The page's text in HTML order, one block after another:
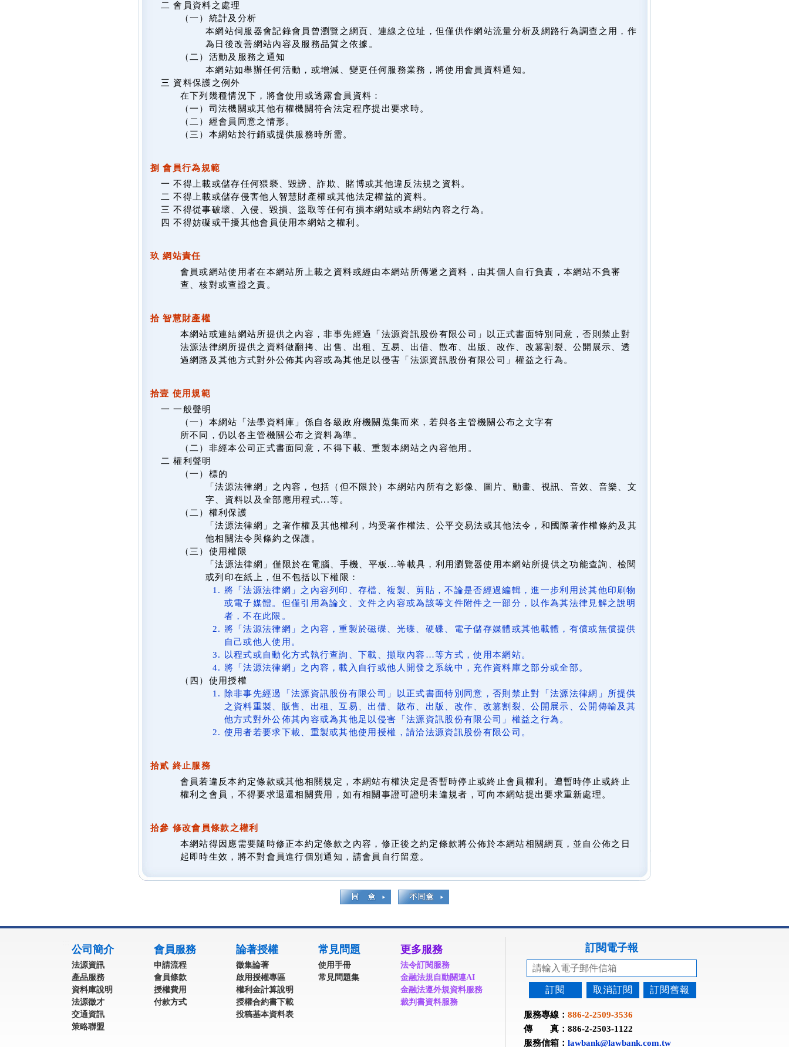
二 會員資料之處理
（一）統計及分析
本網站伺服器會記錄會員曾瀏覽之網頁、連線之位址，但僅供作網站流量分析及網路行為調查之用，作
為日後改善網站內容及服務品質之依據。
（二）活動及服務之通知
本網站如舉辦任何活動，或增減、變更任何服務業務，將使用會員資料通知。
三 資料保護之例外
在下列幾種情況下，將會使用或透露會員資料：
（一）司法機關或其他有權機關符合法定程序提出要求時。
（二）經會員同意之情形。
（三）本網站於行銷或提供服務時所需。
捌 會員行為規範
一 不得上載或儲存任何猥褻、毀謗、詐欺、賭博或其他違反法規之資料。
二 不得上載或儲存侵害他人智慧財產權或其他法定權益的資料。
三 不得從事破壞、入侵、毀損、盜取等任何有損本網站或本網站內容之行為。
四 不得妨礙或干擾其他會員使用本網站之權利。
玖 網站責任
會員或網站使用者在本網站所上載之資料或經由本網站所傳遞之資料，由其個人自行負責，本網站不負審
查、核對或查證之責。
拾 智慧財產權
本網站或連結網站所提供之內容，非事先經過「法源資訊股份有限公司」以正式書面特別同意，否則禁止對
法源法律網所提供之資料做翻拷、出售、出租、互易、出借、散布、出版、改作、改篡割裂、公開展示、透
過網路及其他方式對外公佈其內容或為其他足以侵害「法源資訊股份有限公司」權益之行為。
拾壹 使用規範
一 一般聲明
（一）本網站「法學資料庫」係自各級政府機關蒐集而來，若與各主管機關公布之文字有
所不同，仍以各主管機關公布之資料為準。
（二）非經本公司正式書面同意，不得下載、重製本網站之內容他用。
二 權利聲明
（一）標的
「法源法律網」之內容，包括（但不限於）本網站內所有之影像、圖片、動畫、視訊、音效、音樂、文
字、資料以及全部應用程式...等。
（二）權利保護
「法源法律網」之著作權及其他權利，均受著作權法、公平交易法或其他法令，和國際著作權條約及其
他相關法令與條約之保護。
（三）使用權限
「法源法律網」僅限於在電腦、手機、平板...等載具，利用瀏覽器使用本網站所提供之功能查詢、檢閱
或列印在紙上，但不包括以下權限：
將「法源法律網」之內容列印、存檔、複製、剪貼，不論是否經過編輯，進一步利用於其他印刷物
或電子媒體。但僅引用為論文、文件之內容或為該等文件附件之一部分，以作為其法律見解之說明
者，不在此限。
將「法源法律網」之內容，重製於磁碟、光碟、硬碟、電子儲存媒體或其他載體，有償或無償提供
自己或他人使用。
以程式或自動化方式執行查詢、下載、擷取內容…等方式，使用本網站。
將「法源法律網」之內容，載入自行或他人開發之系統中，充作資料庫之部分或全部。
（四）使用授權
除非事先經過「法源資訊股份有限公司」以正式書面特別同意，否則禁止對「法源法律網」所提供
之資料重製、販售、出租、互易、出借、散布、出版、改作、改篡割裂、公開展示、公開傳輸及其
他方式對外公佈其內容或為其他足以侵害「法源資訊股份有限公司」權益之行為。
使用者若要求下載、重製或其他使用授權，請洽法源資訊股份有限公司。
拾貳 終止服務
會員若違反本約定條款或其他相關規定，本網站有權決定是否暫時停止或終止會員權利。遭暫時停止或終止
權利之會員，不得要求退還相關費用，如有相關事證可證明未違規者，可向本網站提出要求重新處理。
拾參 修改會員條款之權利
本網站得因應需要隨時修正本約定條款之內容，修正後之約定條款將公佈於本網站相關網頁，並自公佈之日
起即時生效，將不對會員進行個別通知，請會員自行留意。
公司簡介
法源資訊
產品服務
資料庫說明
法源徵才
交通資訊
策略聯盟
會員服務
申請流程
會員條款
授權費用
付款方式
論著授權
徵集論著
啟用授權專區
權利金計算說明
授權合約書下載
投稿基本資料表
常見問題
使用手冊
常見問題集
更多服務
法令訂閱服務
金融法規自動關連AI
金融法遵外規資料服務
裁判書資料服務
訂閱電子報
訂閱 取消訂閱 訂閱舊報
服務專線： 886-2-2509-3536
傳 真：886-2-2503-1122
服務信箱： lawbank@lawbank.com.tw